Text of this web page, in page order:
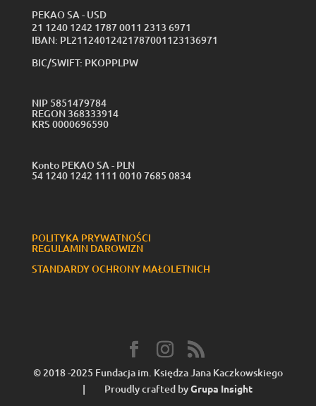
PEKAO SA - USD
21 1240 1242 1787 0011 2313 6971
IBAN: PL21124012421787001123136971
BIC/SWIFT: PKOPPLPW
NIP 5851479784
REGON 368333914
KRS 0000696590
Konto PEKAO SA - PLN
54 1240 1242 1111 0010 7685 0834
POLITYKA PRYWATNOŚCI
REGULAMIN DAROWIZN
STANDARDY OCHRONY MAŁOLETNICH
© 2018 -2025 Fundacja im. Księdza Jana Kaczkowskiego
| Proudly crafted byGrupa Insight